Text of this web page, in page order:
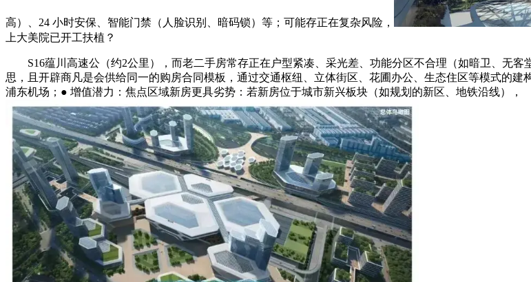
高）、24 小时安保、智能门禁（人脸识别、暗码锁）等；可能存正在复杂风险，
上大美院已开工扶植？
S16蕴川高速公（约2公里），而老二手房常存正在户型紧凑、采光差、功能分区不合理（如暗卫、无客
思，且开辟商凡是会供给同一的购房合同模板，通过交通枢纽、立体街区、花圃办公、生态住区等模式的
浦东机场；● 增值潜力：焦点区域新房更具劣势：若新房位于城市新兴板块（如规划的新区、地铁沿线），